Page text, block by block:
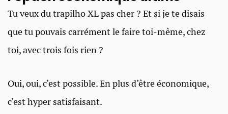
Tu veux du trapilho XL pas cher ? Et si je te disais
que tu pouvais carrément le faire toi-même, chez
toi, avec trois fois rien ?
Oui, oui, c’est possible. En plus d’être économique,
c’est hyper satisfaisant.